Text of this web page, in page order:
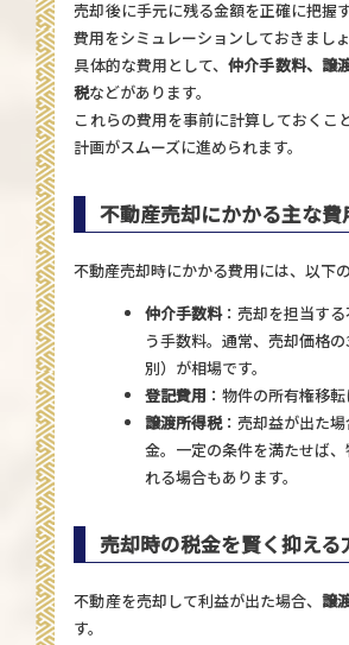
売却後に手元に残る金額を正確に把握
費用をシミュレーションしておきましょ
具体的な費用として、仲介手数料、譲
税などがあります。
これらの費用を事前に計算しておくこ
計画がスムーズに進められます。
不動産売却にかかる主な費
不動産売却時にかかる費用には、以下
仲介手数料：売却を担当す
う手数料。通常、売却価格
別）が相場です。
登記費用 ：物件の所有権移転
譲渡所得税：売却益が出た
金。一定の条件を満たせば
れる場合もあります。
売却時の税金を賢く抑える
不動産を売却して利益が出た場合、譲
す。